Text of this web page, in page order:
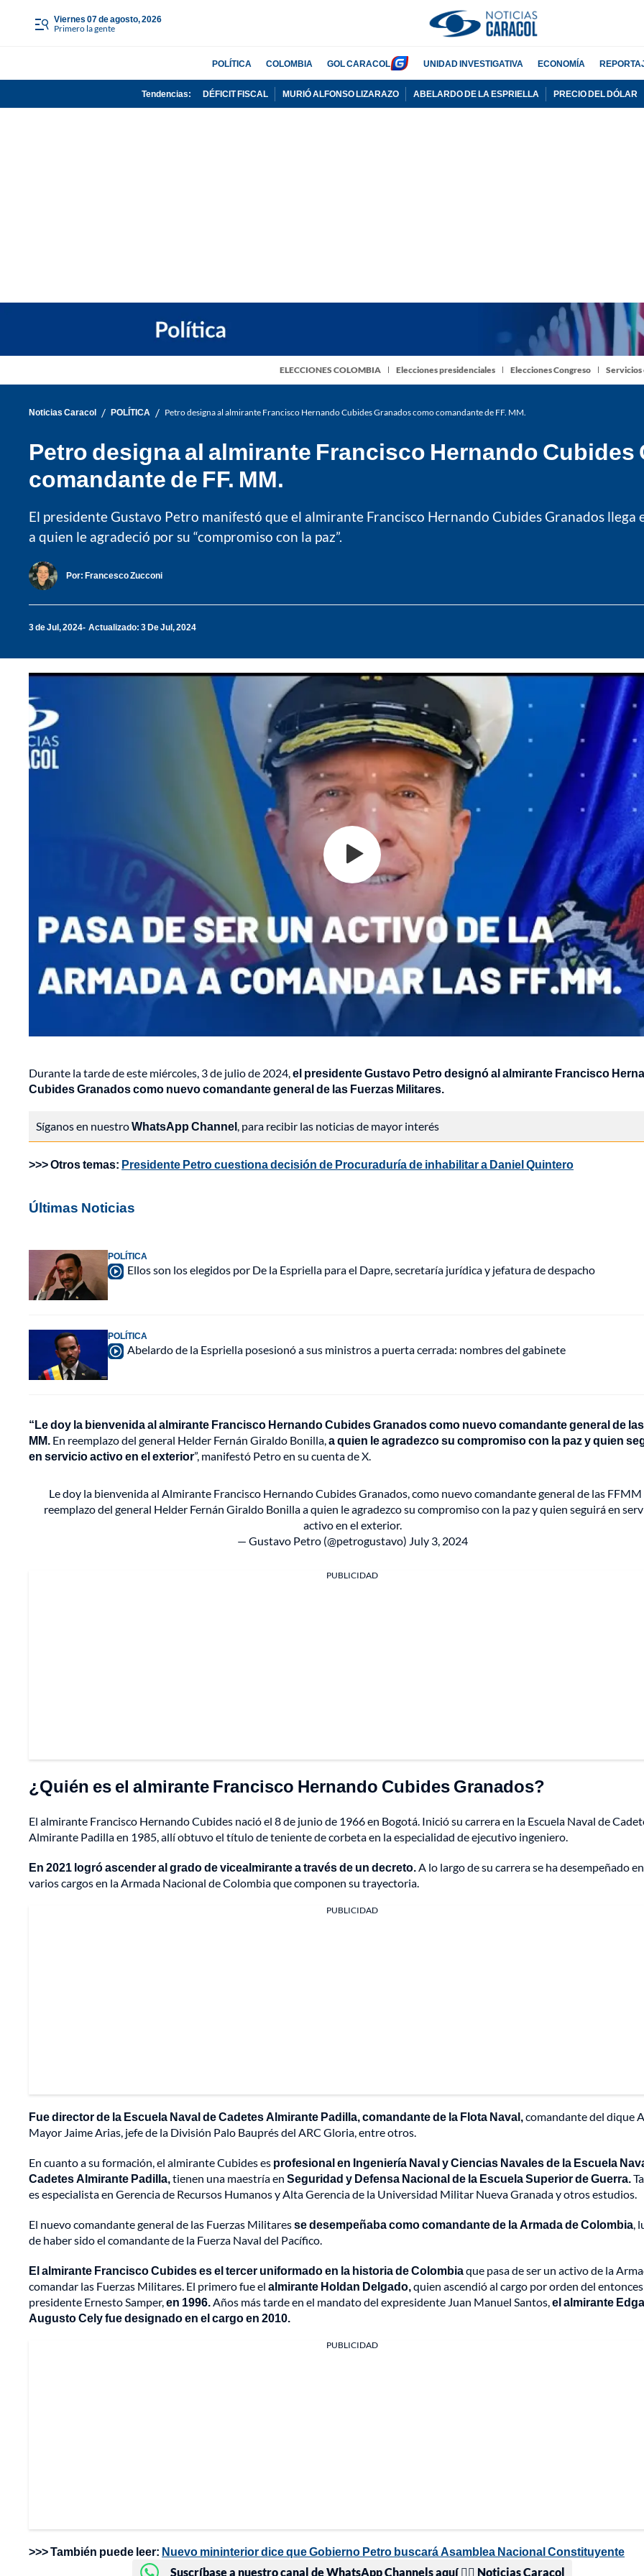
viernes 07 de agosto, 2026
Primero la gente
POLÍTICA COLOMBIA GOL CARACOL UNIDAD INVESTIGATIVA ECONOMÍA
Tendencias: DÉFICIT FISCAL MURIÓ ALFONSO LIZARAZO ABELARDO DE LA ESPRIELLA PRECIO DEL DÓLAR
ELECCIONES COLOMBIA Elecciones presidenciales Elecciones Congreso
Noticias Caracol / POLÍTICA / Petro designa al almirante Francisco Hernando Cubides Granados como comandante de FF. MM.
Petro designa al almirante Francisco Hernando Cubides
comandante de FF. MM.
El presidente Gustavo Petro manifestó que el almirante Francisco Hernando Cubides Granados
a quien le agradeció por su “compromiso con la paz”.
Por: Francesco Zucconi
3 de Jul, 2024 Actualizado: 3 De Jul, 2024
Durante la tarde de este miércoles, 3 de julio de 2024,el presidente Gustavo Petro designó al almirante Francisco
Cubides Granados como nuevo comandante general de las Fuerzas Militares.
Síganos en nuestroWhatsApp Channel, para recibir las noticias de mayor interés
>>> Otros temas: Presidente Petro cuestiona decisión de Procuraduría de inhabilitar a Daniel Quintero
Últimas Noticias
POLÍTICA
Ellos son los elegidos por De la Espriella para el Dapre, secretaría jurídica y jefatura de despacho
POLÍTICA
Abelardo de la Espriella posesionó a sus ministros a puerta cerrada: nombres del gabinete
“Le doy la bienvenida al almirante Francisco Hernando Cubides Granados como nuevo comandante general de las
MM. En reemplazo del general Helder Fernán Giraldo Bonilla,a quien le agradezco su compromiso con la paz y quien
en servicio activo en el exterior”, manifestó Petro en su cuenta de X.
Le doy la bienvenida al Almirante Francisco Hernando Cubides Granados, como nuevo comandante general de las FFMM
reemplazo del general Helder Fernán Giraldo Bonilla a quien le agradezco su compromiso con la paz y quien seguirá en
activo en el exterior.
— Gustavo Petro (@petrogustavo) July 3, 2024
PUBLICIDAD
¿Quién es el almirante Francisco Hernando Cubides Granados?
El almirante Francisco Hernando Cubides nació el 8 de junio de 1966 en Bogotá. Inició su carrera en la Escuela Naval de
Almirante Padilla en 1985, allí obtuvo el título de teniente de corbeta en la especialidad de ejecutivo ingeniero.
En 2021 logró ascender al grado de vicealmirante a través de un decreto.A lo largo de su carrera se ha desempeñado en
varios cargos en la Armada Nacional de Colombia que componen su trayectoria.
PUBLICIDAD
Fue director de la Escuela Naval de Cadetes Almirante Padilla, comandante de la Flota Naval,comandante del dique
Mayor Jaime Arias, jefe de la División Palo Bauprés del ARC Gloria, entre otros.
En cuanto a su formación, el almirante Cubides es profesional en Ingeniería Naval y Ciencias Navales de la Escuela
Cadetes Almirante Padilla,tienen una maestría en Seguridad y Defensa Nacional de la Escuela Superior de Guerra.
es especialista en Gerencia de Recursos Humanos y Alta Gerencia de la Universidad Militar Nueva Granada y otros estudios.
El nuevo comandante general de las Fuerzas Militaresse desempeñaba como comandante de la Armada de Colombia,
de haber sido el comandante de la Fuerza Naval del Pacífico.
El almirante Francisco Cubides es el tercer uniformado en la historia de Colombiaque pasa de ser un activo de la
comandar las Fuerzas Militares. El primero fue el almirante Holdan Delgado,quien ascendió al cargo por orden del entonces
presidente Ernesto Samper,en 1996.Años más tarde en el mandato del expresidente Juan Manuel Santos,el almirante
Augusto Cely fue designado en el cargo en 2010.
PUBLICIDAD
>>> También puede leer: Nuevo mininterior dice que Gobierno Petro buscará Asamblea Nacional Constituyente
Suscríbase a nuestro canal de WhatsApp Channels aquí 👉🏻 Noticias Caracol